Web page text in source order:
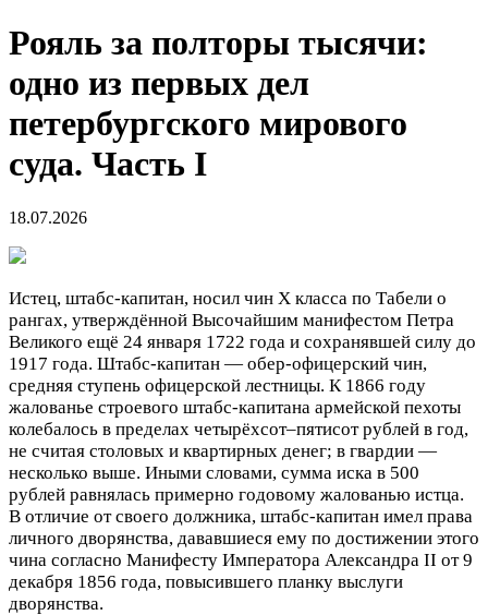
Рояль за полторы тысячи:
одно из первых дел
петербургского мирового
суда. Часть I
18.07.2026
Истец, штабс-капитан, носил чин Х класса по Табели о
рангах, утверждённой Высочайшим манифестом Петра
Великого ещё 24 января 1722 года и сохранявшей силу до
1917 года. Штабс-капитан — обер-офицерский чин,
средняя ступень офицерской лестницы. К 1866 году
жалованье строевого штабс-капитана армейской пехоты
колебалось в пределах четырёхсот–пятисот рублей в год,
не считая столовых и квартирных денег; в гвардии —
несколько выше. Иными словами, сумма иска в 500
рублей равнялась примерно годовому жалованью истца.
В отличие от своего должника, штабс-капитан имел права
личного дворянства, дававшиеся ему по достижении этого
чина согласно Манифесту Императора Александра II от 9
декабря 1856 года, повысившего планку выслуги
дворянства.